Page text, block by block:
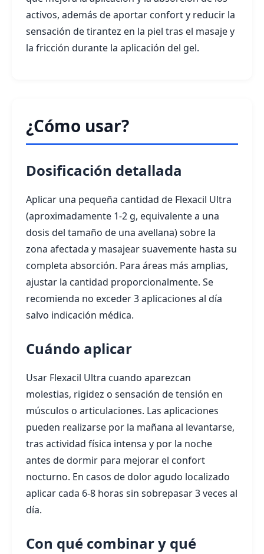
activos, además de aportar confort y reducir la
sensación de tirantez en la piel tras el masaje y
la fricción durante la aplicación del gel.
¿Cómo usar?
Dosificación detallada
Aplicar una pequeña cantidad de Flexacil Ultra
(aproximadamente 1-2 g, equivalente a una
dosis del tamaño de una avellana) sobre la
zona afectada y masajear suavemente hasta su
completa absorción. Para áreas más amplias,
ajustar la cantidad proporcionalmente. Se
recomienda no exceder 3 aplicaciones al día
salvo indicación médica.
Cuándo aplicar
Usar Flexacil Ultra cuando aparezcan
molestias, rigidez o sensación de tensión en
músculos o articulaciones. Las aplicaciones
pueden realizarse por la mañana al levantarse,
tras actividad física intensa y por la noche
antes de dormir para mejorar el confort
nocturno. En casos de dolor agudo localizado
aplicar cada 6-8 horas sin sobrepasar 3 veces al
día.
Con qué combinar y qué